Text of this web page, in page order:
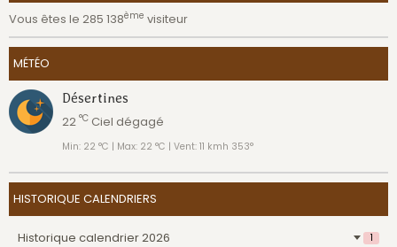
Vous êtes le 285 138ème visiteur
MÉTÉO
Désertines
22 °C Ciel dégagé
Min: 22 °C | Max: 22 °C | Vent: 11 kmh 353°
HISTORIQUE CALENDRIERS
Historique calendrier 2026 1